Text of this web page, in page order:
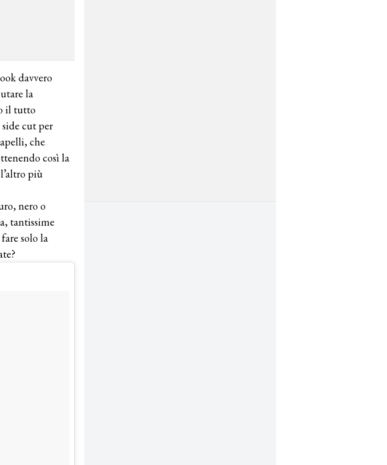
davvero
la
il tutto
cut per
che
così la
più
nero o
tantissime
solo la